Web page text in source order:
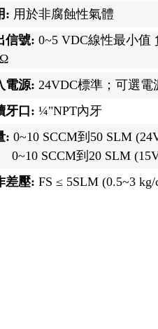
: 用於非腐蝕性氣體
信號:0~5 VDC線性最小值
電源:24VDC標準；可選電
牙口:¼"NPT內牙
:0~10 SCCM到50 SLM
SCCM到20 SLM
差壓:FS ≤ 5SLM (0.5~3 kg/